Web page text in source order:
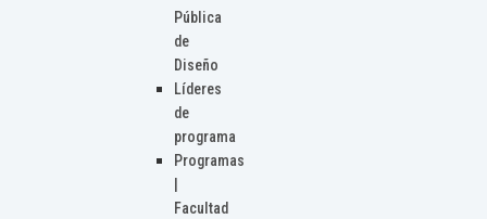
Pública
de
Diseño
Líderes
de
programa
Programas
Facultad